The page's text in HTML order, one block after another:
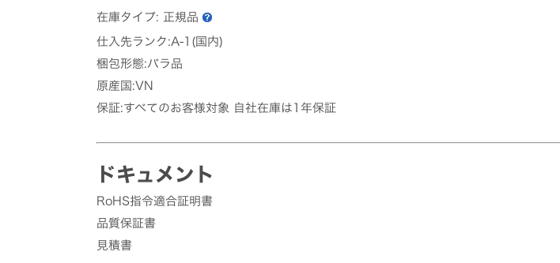
在庫タイプ: 正規品
仕入先ランク:A-1(国内)
梱包形態:バラ品
原産国:VN
保証:すべてのお客様対象 自社在庫は1年保証
ドキュメント
RoHS指令適合証明書
品質保証書
見積書